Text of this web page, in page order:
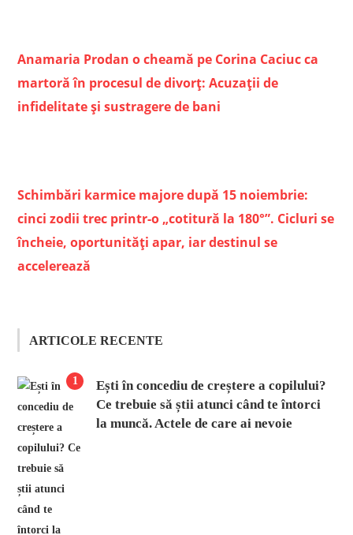
Anamaria Prodan o cheamă pe Corina Caciuc ca
martoră în procesul de divorț: Acuzații de
infidelitate și sustragere de bani
Schimbări karmice majore după 15 noiembrie:
cinci zodii trec printr-o „cotitură la 180°”. Cicluri se
încheie, oportunități apar, iar destinul se
accelerează
ARTICOLE RECENTE
1
Ești în concediu de creștere a copilului?
Ce trebuie să știi atunci când te întorci
la muncă. Actele de care ai nevoie